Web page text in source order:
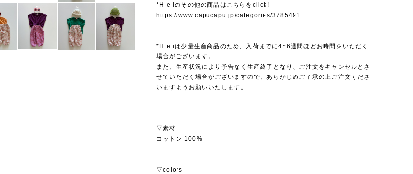
*H e iのその他の商品はこちらをclick!
https://www.capucapu.jp/categories/3785491
*H e iは少量生産商品のため、入荷までに4~6週間ほどお時間をいただく
場合がございます。
また、生産状況により予告なく生産終了となり、ご注文をキャンセルとさ
せていただく場合がございますので、あらかじめご了承の上ご注文くださ
いますようお願いいたします。
▽素材
コットン 100%
▽colors